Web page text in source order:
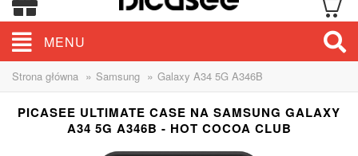
MENU
Strona główna » Samsung » Galaxy A34 5G A346B
PICASEE ULTIMATE CASE NA SAMSUNG GALAXY
A34 5G A346B - HOT COCOA CLUB